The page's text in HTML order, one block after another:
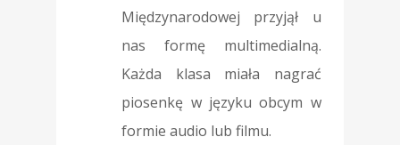
Międzynarodowej przyjął u
nas formę multimedialną.
Każda klasa miała nagrać
piosenkę w języku obcym w
formie audio lub filmu.